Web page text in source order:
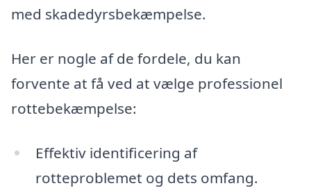
med skadedyrsbekæmpelse.
Her er nogle af de fordele, du kan
forvente at få ved at vælge professionel
rottebekæmpelse:
Effektiv identificering af
rotteproblemet og dets omfang.